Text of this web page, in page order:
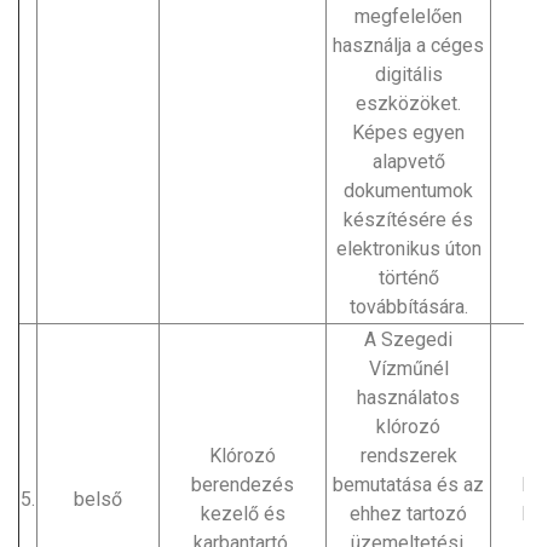
megfelelően
használja a céges
digitális
eszközöket.
Képes egyen
alapvető
dokumentumok
készítésére és
elektronikus úton
történő
továbbítására.
5. belső
Klórozó
berendezés
kezelő és
A Szegedi
Vízműnél
használatos
klórozó
rendszerek
bemutatása és az
ehhez tartozó